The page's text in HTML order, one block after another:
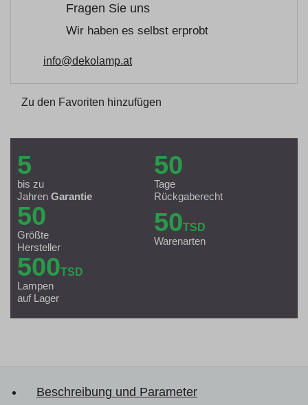
Fragen Sie uns
Wir haben es selbst erprobt
info@dekolamp.at
Zu den Favoriten hinzufügen
5
bis zu
Jahren Garantie
50
Tage
Rückgaberecht
50
Größte
Hersteller
50TSD
Warenarten
500TSD
Lampen
auf Lager
Beschreibung und Parameter